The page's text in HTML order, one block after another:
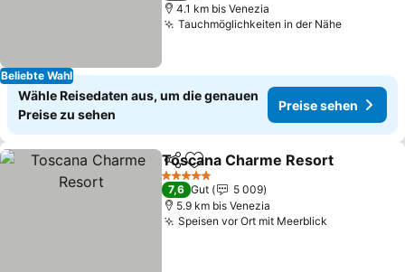
Beliebte Wahl
4.1 km bis Venezia
Tauchmöglichkeiten in der NähePreise
Wähle Reisedaten aus, um die genauen
Preise zu sehen
Preise sehen
TeilenZu Favoriten hinzufügen
Toscana Charme Resort
5 Sterne
7,6 Gut
5 009
5.9 km bis Venezia
Speisen vor Ort mit Meerblick